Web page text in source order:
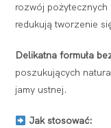
rozwój
redukują tworzenie
Delikatna formuła
poszukujących
jamy ustnej.
Jak stosować: